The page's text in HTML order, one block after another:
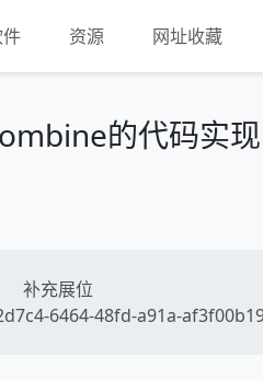
资源 网址收藏
的代码实
补充展位
6464-48fd-a91a-